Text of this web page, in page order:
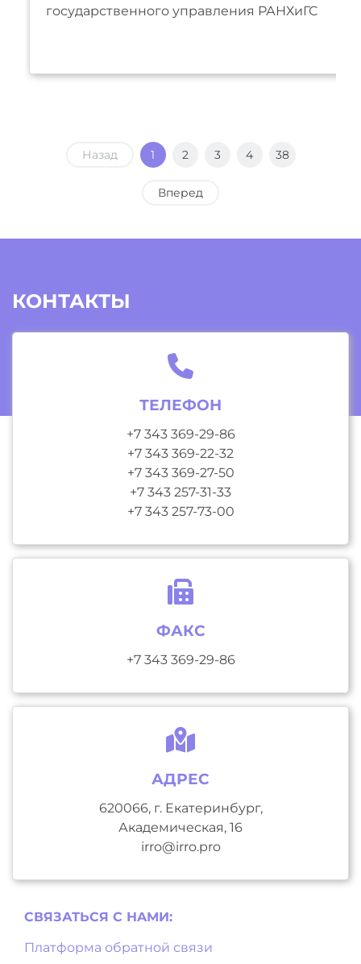
государственного управления РАНХиГС
Назад 1 2 3 4 38
Вперед
КОНТАКТЫ
ТЕЛЕФОН
+7 343 369-29-86
+7 343 369-22-32
+7 343 369-27-50
+7 343 257-31-33
+7 343 257-73-00
ФАКС
+7 343 369-29-86
АДРЕС
620066, г. Екатеринбург,
Академическая, 16
irro@irro.pro
СВЯЗАТЬСЯ С НAМИ:
Платформа обратной связи